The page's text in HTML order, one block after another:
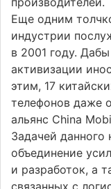
Еще одним
индустрии
в 2001 году.
активизации
этим, 17
телефонов даже
альянс China
Задачей данного
объединение
и разработок, а
связанных с